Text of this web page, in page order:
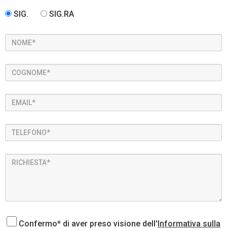
SIG. SIG.RA
Confermo* di aver preso visione dell'Informativa sulla